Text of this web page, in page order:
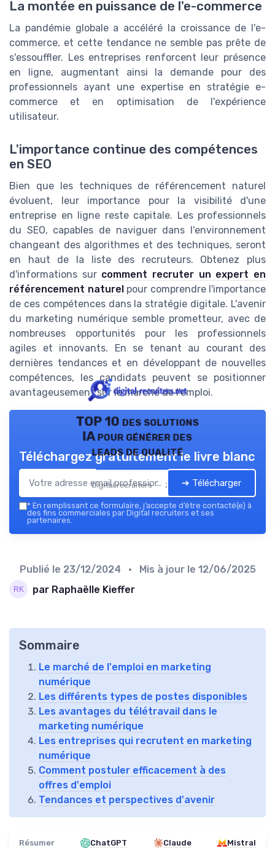
La montée en puissance de l'e-commerce
La pandémie globale a accéléré la croissance de l'e-
commerce, et cette tendance ne semble pas prête de
s'essouffler. Les entreprises renforcent leur présence
en ligne, augmentant ainsi la demande pour des
professionnels ayant une expertise en stratégie e-
commerce et en optimisation de l'expérience
utilisateur.
L'importance continue des compétences
en SEO
Bien que les techniques de référencement naturel
évoluent, leur importance pour la visibilité d'une
entreprise en ligne reste capitale. Les professionnels
du SEO, capables de naviguer dans l'environnement
changeant des algorithmes et des techniques, seront
en haut de la liste des recruteurs. Obtenez plus
d'informations sur comment recruter un expert en
référencement naturel pour comprendre l'importance
de ces compétences dans la stratégie digitale. L'avenir
du marketing numérique semble prometteur, avec de
nombreuses opportunités pour les professionnels
agiles et innovants. En se tenant au courant des
dernières tendances et en développant de nouvelles
compétences, les candidats peuvent se positionner
avantageusement sur le marché de l'emploi.
TOP 10 des solutions
IA pour générer des
leads de qualité
Digital recruiters — 2026
Téléchargez gratuitement le livre blanc
➔ Télécharger
* En remplissant ce formulaire, j’accepte d’être contacté(e) à
des fins commerciales par Digital recruiters et ses
partenaires.
Publié le 23/12/2024 • Mis à jour le 12/06/2025
par Raphaëlle Kieffer
Sommaire
Le marché de l'emploi en marketing
numérique
Les différents types de postes disponibles
Les avantages du télétravail dans le
marketing numérique
Les entreprises qui recrutent en marketing
numérique
Comment postuler efficacement à des
offres d'emploi
Tendances et perspectives d'avenir
Résumer ChatGPT Claude Mistral